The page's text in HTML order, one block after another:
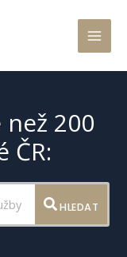
200
ČR:
HLEDAT